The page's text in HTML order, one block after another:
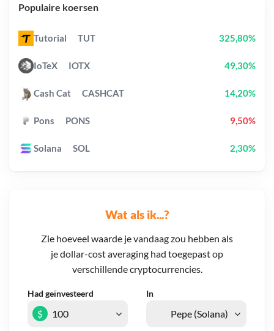
Wat als ik...?
Zie hoeveel waarde je vandaag zou hebben als
je dollar-cost averaging had toegepast op
verschillende cryptocurrencies.
Had geïnvesteerd In
$
Populaire koersen
Tutorial TUT 325,80%
IoTeX IOTX 49,30%
Cash Cat CASHCAT 14,20%
Pons PONS 9,50%
Solana SOL 2,30%